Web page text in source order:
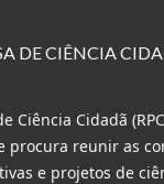
DE CIÊNCIA
Ciência Cidadã
procura reunir as
e projetos de